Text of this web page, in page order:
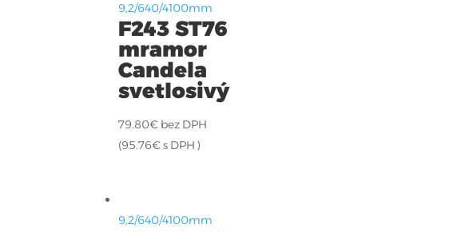
9,2/640/4100mm
F243 ST76
mramor
Candela
svetlosivý
79.80€ bez DPH
(95.76€s DPH )
9,2/640/4100mm